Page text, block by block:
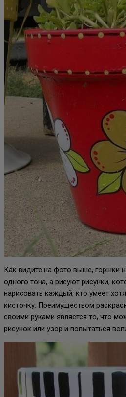
Как видите на фото выше, горшки
одного тона, а рисуют рисунки,
нарисовать каждый, кто умеет
кисточку. Преимуществом
своими руками является то, что
рисунок или узор и попытаться